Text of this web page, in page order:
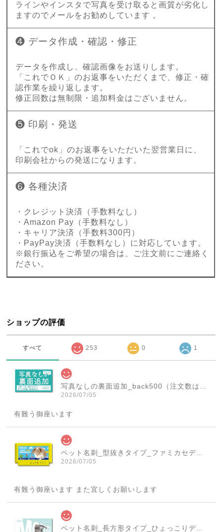
ラインやインスタで写真を受け取ると画質が劣化し
ますのでメールをお勧めしています 。
❹ データ作成・確認・修正
データを作成し、確認画像をお送りします。
「これでＯＫ」のお返事をいただくまで、修正・確
認作業を繰り返します。
修正回数は無制限・追加料金はございません。
❺ 印刷・発送
「これでok」のお返事をいただいた翌営業日に、
印刷会社からの発送になります。
❻ 各種決済
・クレジット決済（手数料なし）
・Amazon Pay（手数料なし）
・キャリア決済（手数料300円）
・PayPay決済（手数料なし）に対応しています。
※銀行振込をご希望の場合は、ご注文前にご連絡く
ださい。
ショップの評価
すべて 253 0 1
2026/07/05
有難う御座います
2026/07/05
有難う御座います また宜しくお願いします